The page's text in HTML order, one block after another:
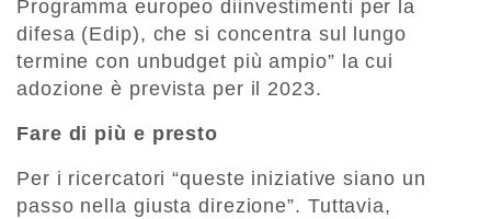
Programma europeo diinvestimenti per la
difesa (Edip), che si concentra sul lungo
termine con unbudget più ampio” la cui
adozione è prevista per il 2023.
Fare di più e presto
Per i ricercatori “queste iniziative siano un
passo nella giusta direzione”. Tuttavia,